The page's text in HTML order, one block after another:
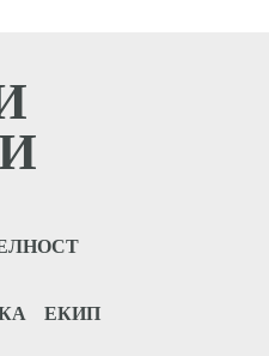
ЕКИП